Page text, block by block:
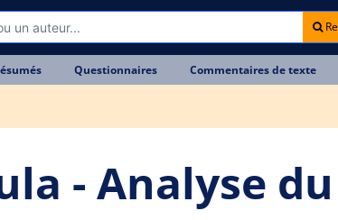
Questionnaires Commentaires de texte
- Analyse du